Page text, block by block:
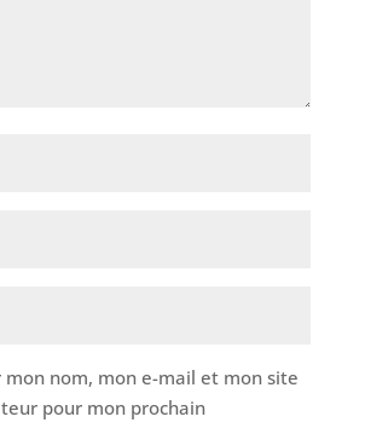
mon nom, mon e-mail et mon site
pour mon prochain